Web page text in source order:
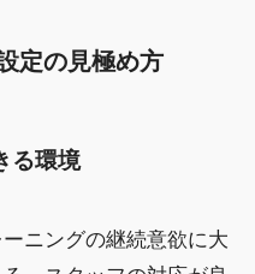
定の見極め方
る環境
ニングの継続意欲に大